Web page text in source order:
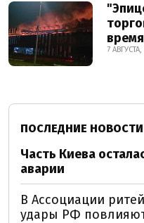
7 АВГУСТА,
ПОСЛЕДНИЕ НОВОСТИ
Часть Киева
аварии
В Ассоциации
удары РФ